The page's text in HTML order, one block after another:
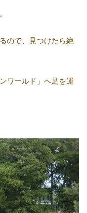
ので、見つけたら絶
ワールド」へ足を運